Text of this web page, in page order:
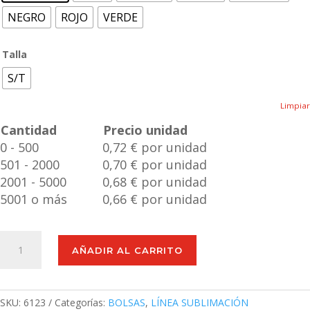
NEGRO
ROJO VERDE
Talla
S/T
Limpiar
Cantidad
Precio unidad
0 - 500
0,72 € por unidad
501 - 2000
0,70 € por unidad
2001 - 5000
0,68 € por unidad
5001 o más
0,66 € por unidad
Plegable
AÑADIR AL CARRITO
SKU: 6123 Categorías: BOLSAS, LÍNEA SUBLIMACIÓN